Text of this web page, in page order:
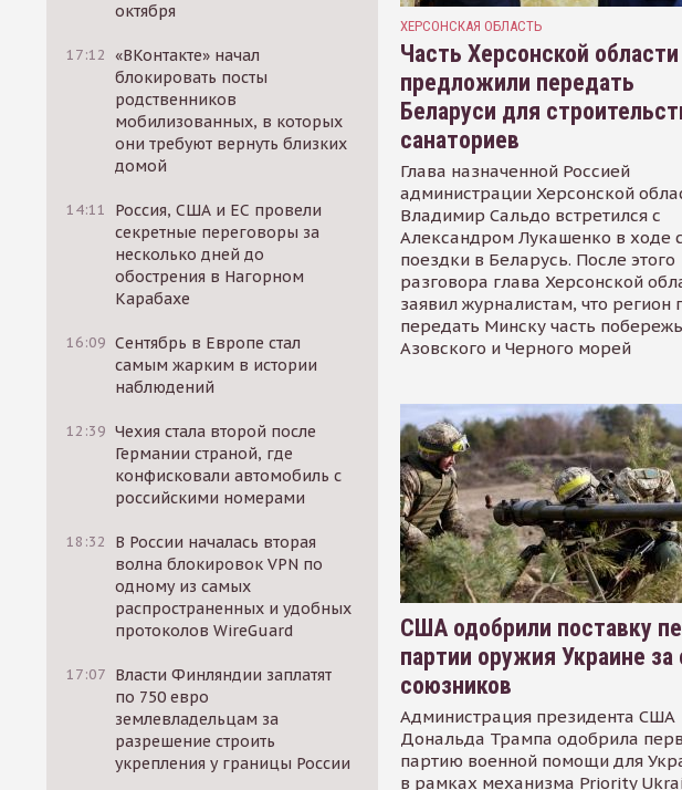
октября
17:12 «ВКонтакте» начал
блокировать посты
родственников
мобилизованных, в которых
они требуют вернуть близких
домой
14:11
Россия, США и ЕС провели
секретные переговоры за
несколько дней до
обострения в Нагорном
Карабахе
16:09 Сентябрь в Европе стал
самым жарким в истории
наблюдений
12:39 Чехия стала второй после
Германии страной, где
конфисковали автомобиль с
российскими номерами
18:32
В России началась вторая
волна блокировок VPN по
одному из самых
распространенных и удобных
протоколов WireGuard
17:07 Власти Финляндии заплатят
по 750 евро
землевладельцам за
разрешение строить
укрепления у границы России
ХЕРСОНСКАЯ ОБЛАСТЬ
Часть Херсонской области
предложили передать
Беларуси для
санаториев
Глава назначенной Россией
администрации Херсонской
Владимир Сальдо встретился с
Александром Лукашенко в ходе
поездки в Беларусь. После этого
разговора глава Херсонской
заявил журналистам, что регион
передать Минску часть
Азовского и Черного морей
США одобрили поставку
партии оружия Украине за
союзников
Администрация президента США
Дональда Трампа одобрила
партию военной помощи для
в рамках механизма Priority